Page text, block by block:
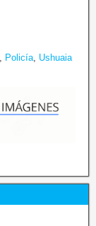
Policía Ushuaia